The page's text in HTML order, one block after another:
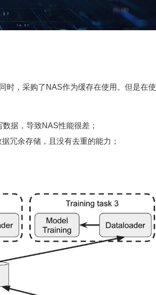
时，采购了NAS作为缓存在使用。但是在使
据，导致NAS性能很差；
冗余存储，且没有去重的能力；